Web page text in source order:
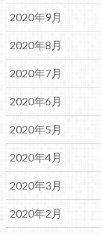
2020年9月
2020年8月
2020年7月
2020年6月
2020年5月
2020年4月
2020年3月
2020年2月